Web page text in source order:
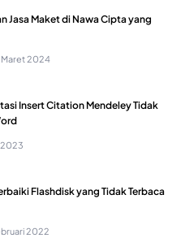
Jasa Maket di Nawa Cipta yang
Maret 2024
Insert Citation Mendeley Tidak
2023
Flashdisk yang Tidak Terbaca
2022